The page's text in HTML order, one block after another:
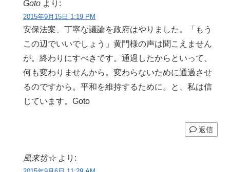
Goto より:
2015年9月15日 1:19 PM
安保法案、丁寧な議論を政府はやりました。「もう
この辺でいいでしょう」黄門様の声は聞こえません
が。終わりにすべきです。通過したからといって、
何も変わりませんから。変わらないために通過させ
るのですから。平和を維持するために。と、私は信
じています。Goto
返信
風来坊☆ より: